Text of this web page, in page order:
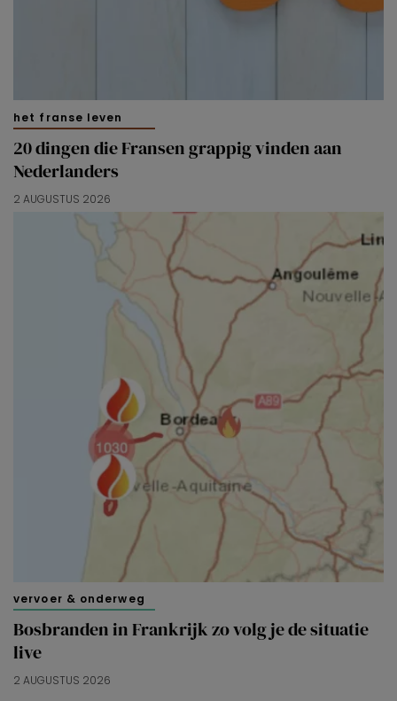
het franse leven
20 dingen die Fransen grappig vinden aan
Nederlanders
2 AUGUSTUS 2026
vervoer & onderweg
Bosbranden in Frankrijk zo volg je de situatie
live
2 AUGUSTUS 2026